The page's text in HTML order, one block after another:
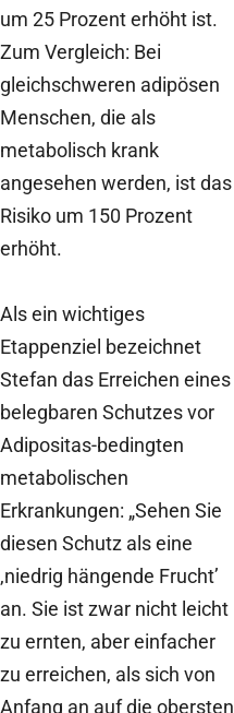
um 25 Prozent erhöht ist.
Zum Vergleich: Bei
gleichschweren adipösen
Menschen, die als
metabolisch krank
angesehen werden, ist das
Risiko um 150 Prozent
erhöht.
Als ein wichtiges
Etappenziel bezeichnet
Stefan das Erreichen eines
belegbaren Schutzes vor
Adipositas-bedingten
metabolischen
Erkrankungen: „Sehen Sie
diesen Schutz als eine
‚niedrig hängende Frucht’
an. Sie ist zwar nicht leicht
zu ernten, aber einfacher
zu erreichen, als sich von
Anfang an auf die obersten